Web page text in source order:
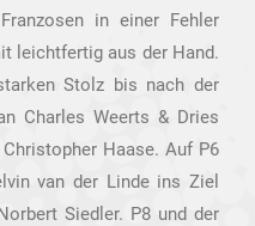
in einer Fehler
leichtfertig aus der Hand.
Stolz bis nach der
Charles Weerts & Dries
Haase. Auf P6
van der Linde ins Ziel
Siedler. P8 und der